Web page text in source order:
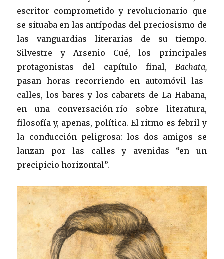
escritor comprometido y revolucionario que
se situaba en las antípodas del preciosismo de
las vanguardias literarias de su tiempo.
Silvestre y Arsenio Cué, los principales
protagonistas del capítulo final, Bachata,
pasan horas recorriendo en automóvil las
calles, los bares y los cabarets de La Habana,
en una conversación-río sobre literatura,
filosofía y, apenas, política. El ritmo es febril y
la conducción peligrosa: los dos amigos se
lanzan por las calles y avenidas “en un
precipicio horizontal”.